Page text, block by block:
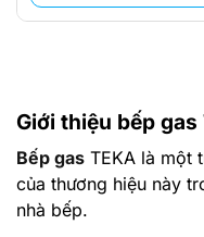
Giới thiệu bếp gas
Bếp gas TEKA là một
của thương hiệu này
nhà bếp.